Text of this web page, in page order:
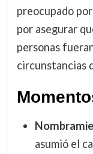
preocupado
por asegurar
personas
circunstancias
asumió el